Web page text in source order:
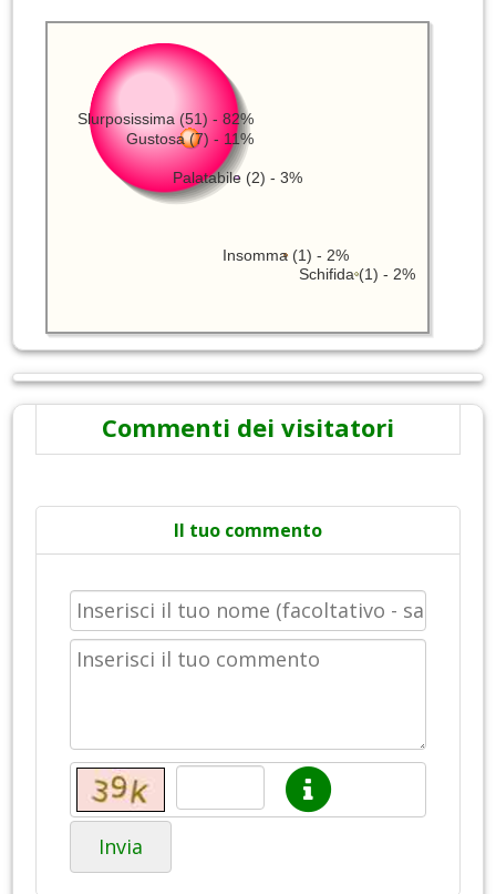
Slurposissima (51) - 82%
Gustosa (7) - 11%
Palatabile (2) - 3%
Schifida (1) - 2%
Insomma (1) - 2%
Commenti dei visitatori
Il tuo commento
Invia